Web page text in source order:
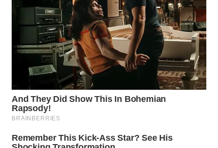
Wahana
WAHANA
NEWS
WAHANA
TANI
WAHANA